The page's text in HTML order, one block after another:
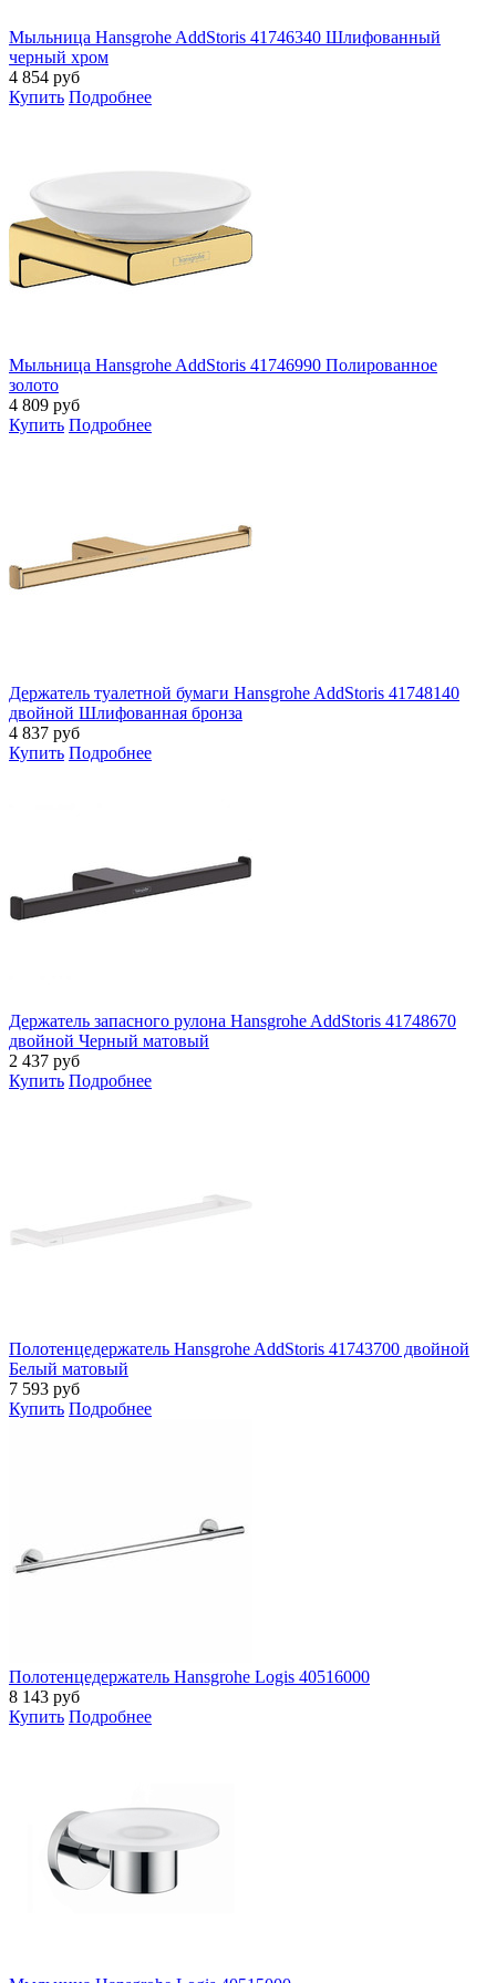
Мыльница Hansgrohe AddStoris 41746340 Шлифованный
черный хром
4 854 руб
Купить Подробнее
Мыльница Hansgrohe AddStoris 41746990 Полированное
золото
4 809 руб
Купить Подробнее
Держатель туалетной бумаги Hansgrohe AddStoris 41748140
двойной Шлифованная бронза
4 837 руб
Купить Подробнее
Держатель запасного рулона Hansgrohe AddStoris 41748670
двойной Черный матовый
2 437 руб
Купить Подробнее
Полотенцедержатель Hansgrohe AddStoris 41743700 двойной
Белый матовый
7 593 руб
Купить Подробнее
Полотенцедержатель Hansgrohe Logis 40516000
8 143 руб
Купить Подробнее